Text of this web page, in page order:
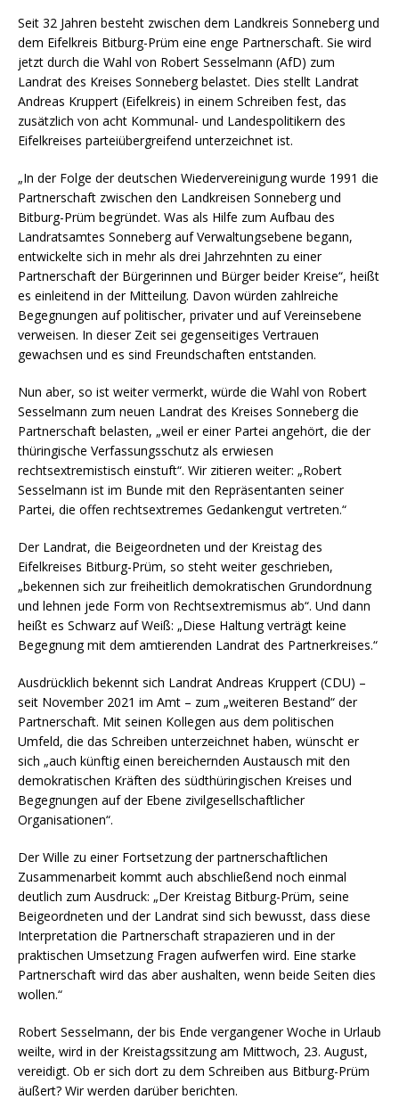
Seit 32 Jahren besteht zwischen dem Landkreis Sonneberg und
dem Eifelkreis Bitburg-Prüm eine enge Partnerschaft. Sie wird
jetzt durch die Wahl von Robert Sesselmann (AfD) zum
Landrat des Kreises Sonneberg belastet. Dies stellt Landrat
Andreas Kruppert (Eifelkreis) in einem Schreiben fest, das
zusätzlich von acht Kommunal- und Landespolitikern des
Eifelkreises parteiübergreifend unterzeichnet ist.
„In der Folge der deutschen Wiedervereinigung wurde 1991 die
Partnerschaft zwischen den Landkreisen Sonneberg und
Bitburg-Prüm begründet. Was als Hilfe zum Aufbau des
Landratsamtes Sonneberg auf Verwaltungsebene begann,
entwickelte sich in mehr als drei Jahrzehnten zu einer
Partnerschaft der Bürgerinnen und Bürger beider Kreise“, heißt
es einleitend in der Mitteilung. Davon würden zahlreiche
Begegnungen auf politischer, privater und auf Vereinsebene
verweisen. In dieser Zeit sei gegenseitiges Vertrauen
gewachsen und es sind Freundschaften entstanden.
Nun aber, so ist weiter vermerkt, würde die Wahl von Robert
Sesselmann zum neuen Landrat des Kreises Sonneberg die
Partnerschaft belasten, „weil er einer Partei angehört, die der
thüringische Verfassungsschutz als erwiesen
rechtsextremistisch einstuft“. Wir zitieren weiter: „Robert
Sesselmann ist im Bunde mit den Repräsentanten seiner
Partei, die offen rechtsextremes Gedankengut vertreten.“
Der Landrat, die Beigeordneten und der Kreistag des
Eifelkreises Bitburg-Prüm, so steht weiter geschrieben,
„bekennen sich zur freiheitlich demokratischen Grundordnung
und lehnen jede Form von Rechtsextremismus ab“. Und dann
heißt es Schwarz auf Weiß: „Diese Haltung verträgt keine
Begegnung mit dem amtierenden Landrat des Partnerkreises.“
Ausdrücklich bekennt sich Landrat Andreas Kruppert (CDU) –
seit November 2021 im Amt – zum „weiteren Bestand“ der
Partnerschaft. Mit seinen Kollegen aus dem politischen
Umfeld, die das Schreiben unterzeichnet haben, wünscht er
sich „auch künftig einen bereichernden Austausch mit den
demokratischen Kräften des südthüringischen Kreises und
Begegnungen auf der Ebene zivilgesellschaftlicher
Organisationen“.
Der Wille zu einer Fortsetzung der partnerschaftlichen
Zusammenarbeit kommt auch abschließend noch einmal
deutlich zum Ausdruck: „Der Kreistag Bitburg-Prüm, seine
Beigeordneten und der Landrat sind sich bewusst, dass diese
Interpretation die Partnerschaft strapazieren und in der
praktischen Umsetzung Fragen aufwerfen wird. Eine starke
Partnerschaft wird das aber aushalten, wenn beide Seiten dies
wollen.“
Robert Sesselmann, der bis Ende vergangener Woche in Urlaub
weilte, wird in der Kreistagssitzung am Mittwoch, 23. August,
vereidigt. Ob er sich dort zu dem Schreiben aus Bitburg-Prüm
äußert? Wir werden darüber berichten.